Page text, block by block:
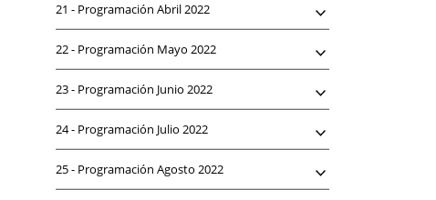
21 - Programación Abril 2022
22 - Programación Mayo 2022
23 - Programación Junio 2022
24 - Programación Julio 2022
25 - Programación Agosto 2022